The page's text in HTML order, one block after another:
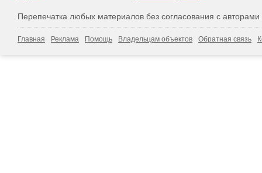
Перепечатка любых материалов без согласования с
Главная Реклама Помощь Владельцам объектов Обратная связь